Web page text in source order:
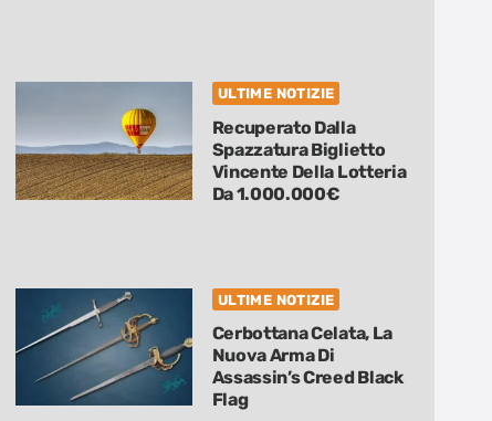
ULTIME NOTIZIE
Recuperato Dalla
Spazzatura Biglietto
Vincente Della Lotteria
Da 1.000.000€
ULTIME NOTIZIE
Cerbottana Celata, La
Nuova Arma Di
Assassin’s Creed Black
Flag